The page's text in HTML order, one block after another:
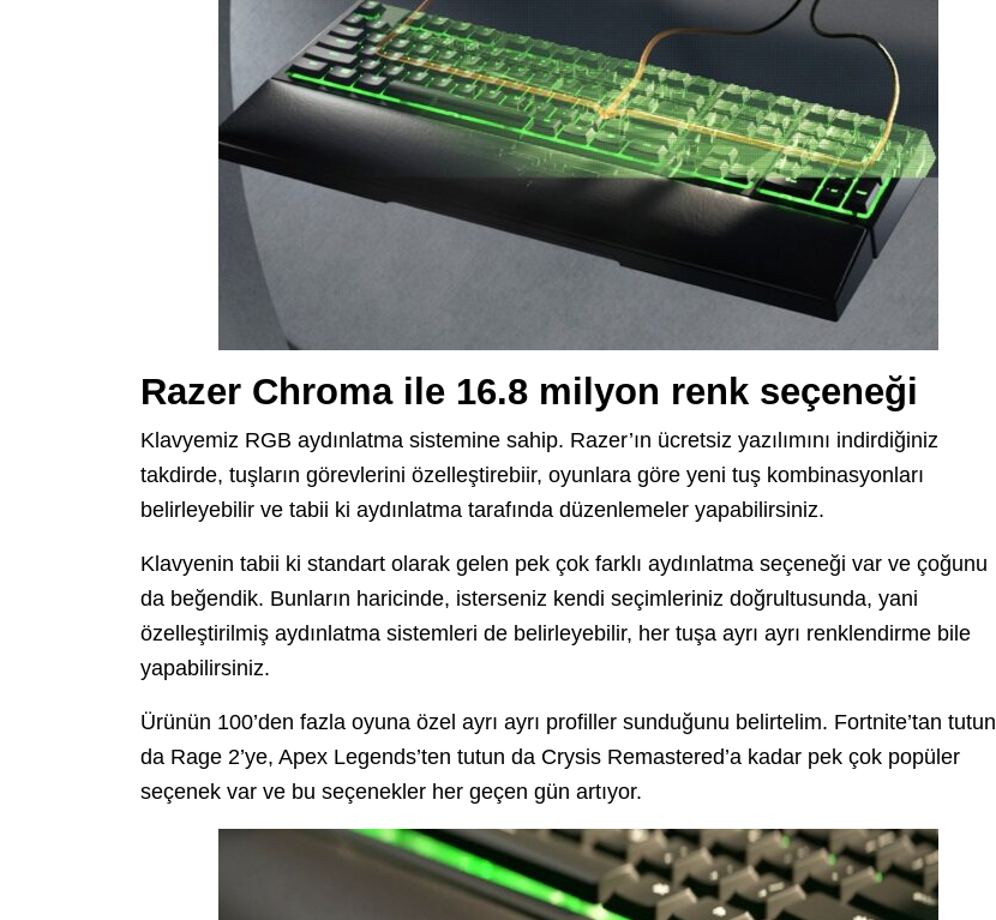
Razer Chroma ile 16.8 milyon renk seçeneği
Klavyemiz RGB aydınlatma sistemine sahip. Razer’ın ücretsiz yazılımını indirdiğiniz
takdirde, tuşların görevlerini özelleştirebiir, oyunlara göre yeni tuş kombinasyonları
belirleyebilir ve tabii ki aydınlatma tarafında düzenlemeler yapabilirsiniz.
Klavyenin tabii ki standart olarak gelen pek çok farklı aydınlatma seçeneği var ve çoğunu
da beğendik. Bunların haricinde, isterseniz kendi seçimleriniz doğrultusunda, yani
özelleştirilmiş aydınlatma sistemleri de belirleyebilir, her tuşa ayrı ayrı renklendirme bile
yapabilirsiniz.
Ürünün 100’den fazla oyuna özel ayrı ayrı profiller sunduğunu belirtelim. Fortnite’tan tutun
da Rage 2’ye, Apex Legends’ten tutun da Crysis Remastered’a kadar pek çok popüler
seçenek var ve bu seçenekler her geçen gün artıyor.